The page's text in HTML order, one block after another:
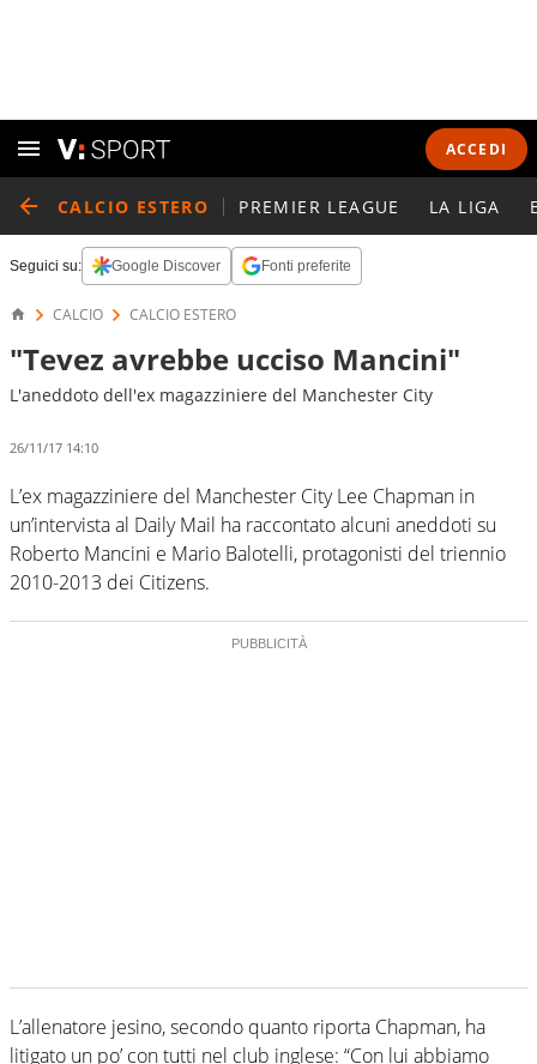
ACCEDI
CALCIO ESTERO PREMIER LEAGUE LA LIGA
Seguici su: Google Discover Fonti preferite
CALCIO CALCIO ESTERO
"Tevez avrebbe ucciso Mancini"
L'aneddoto dell'ex magazziniere del Manchester City
26/11/17 14:10
L’ex magazziniere del Manchester City Lee Chapman in
un’intervista al Daily Mail ha raccontato alcuni aneddoti su
Roberto Mancini e Mario Balotelli, protagonisti del triennio
2010-2013 dei Citizens.
L’allenatore jesino, secondo quanto riporta Chapman, ha
litigato un po’ con tutti nel club inglese: “Con lui abbiamo